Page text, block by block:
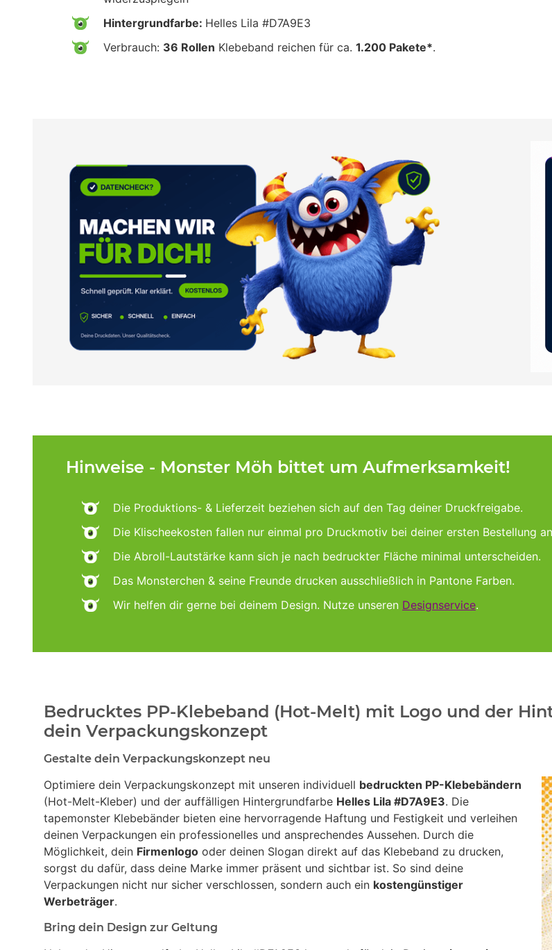
Hintergrundfarbe: Helles Lila #D7A9E3
Verbrauch: 36 Rollen Klebeband reichen für ca. 1.200 Pakete*.
Hinweise - Monster Möh bittet um Aufmerksamkeit!
Die Produktions- & Lieferzeit beziehen sich auf den Tag deiner Druckfreigabe.
Die Klischeekosten fallen nur einmal pro Druckmotiv bei deiner ersten Bestellung
Die Abroll-Lautstärke kann sich je nach bedruckter Fläche minimal unterscheiden.
Das Monsterchen & seine Freunde drucken ausschließlich in Pantone Farben.
Wir helfen dir gerne bei deinem Design. Nutze unseren Designservice.
Bedrucktes PP-Klebeband (Hot-Melt) mit Logo und der
dein Verpackungskonzept
Gestalte dein Verpackungskonzept neu
Optimiere dein Verpackungskonzept mit unseren individuell bedruckten PP-Klebebändern
(Hot-Melt-Kleber) und der auffälligen Hintergrundfarbe Helles Lila #D7A9E3. Die
tapemonster Klebebänder bieten eine hervorragende Haftung und Festigkeit und verleihen
deinen Verpackungen ein professionelles und ansprechendes Aussehen. Durch die
Möglichkeit, dein Firmenlogo oder deinen Slogan direkt auf das Klebeband zu drucken,
sorgst du dafür, dass deine Marke immer präsent und sichtbar ist. So sind deine
Verpackungen nicht nur sicher verschlossen, sondern auch ein kostengünstiger
Werbeträger.
Bring dein Design zur Geltung